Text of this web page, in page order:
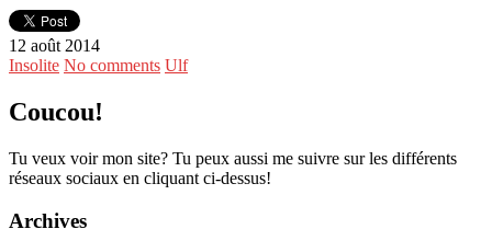
12 août 2014
Insolite No comments Ulf
Coucou!
Tu veux voir mon site? Tu peux aussi me suivre sur les différents
réseaux sociaux en cliquant ci-dessus!
Archives